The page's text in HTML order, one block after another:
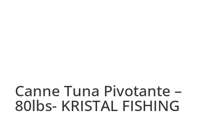
Canne Tuna Pivotante –
80lbs- KRISTAL FISHING